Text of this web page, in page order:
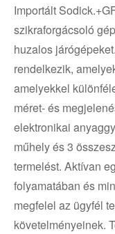
Importált
szikraforgácsoló
huzalos
rendelkezik,
amelyekkel
méret- és
elektronikai
műhely és 3
termelést. Aktívan
folyamatában és
megfelel az ügyfél
követelményeinek.